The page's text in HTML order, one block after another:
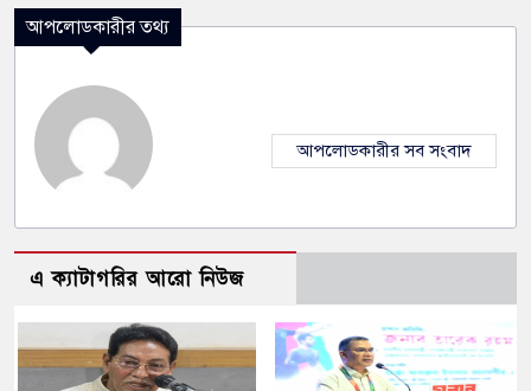
আপলোডকারীর তথ্য
আপলোডকারীর সব সংবাদ
এ ক্যাটাগরির আরো নিউজ